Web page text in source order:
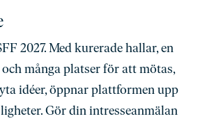
2027. Med kurerade hallar, en
många platser för att mötas,
idéer, öppnar plattformen upp
Gör din intresseanmälan